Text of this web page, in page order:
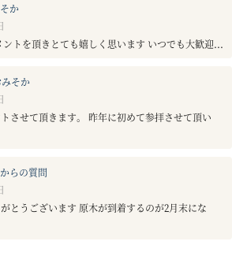
か
ントを頂きとても嬉しく思います いつでも大歓迎...
そか
させて頂きます。 昨年に初めて参拝させて頂い
らの質問
とうございます 原木が到着するのが2月末にな